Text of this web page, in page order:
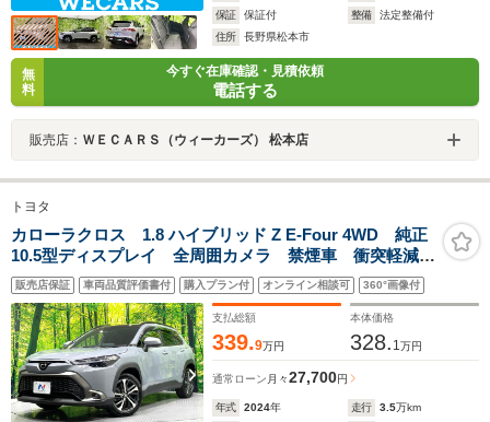
保証
保証付 整備
法定整備付
住所
長野県松本市
無
料
今すぐ在庫確認・見積依頼
電話する
販売店： ＷＥＣＡＲＳ（ウィーカーズ） 松本店
トヨタ
カローラクロス 1.8 ハイブリッド Z E-Four 4WD 純正
10.5型ディスプレイ 全周囲カメラ 禁煙車 衝突軽減装
置 レーダークルーズ ブラインドスポットモニター
電動リアゲート ハンドル/シートヒーター フルセグ
Bluetooth再生 ETC
販売店保証 車両品質評価書付 購入プラン付 オンライン相談可 360°画像付
支払総額
339.9万円
本体価格
328. 1万円
通常ローン 月々27,700円
年式 2024年 走行 3.5万km